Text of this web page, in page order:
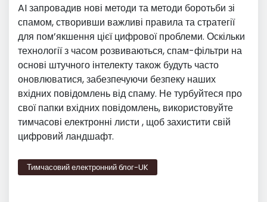
AI запровадив нові методи та методи боротьби зі
спамом, створивши важливі правила та стратегії
для пом’якшення цієї цифрової проблеми. Оскільки
технології з часом розвиваються, спам-фільтри на
основі штучного інтелекту також будуть часто
оновлюватися, забезпечуючи безпеку наших
вхідних повідомлень від спаму. Не турбуйтеся про
свої папки вхідних повідомлень, використовуйте
тимчасові електронні листи , щоб захистити свій
цифровий ландшафт.
Тимчасовий електронний блог-UK